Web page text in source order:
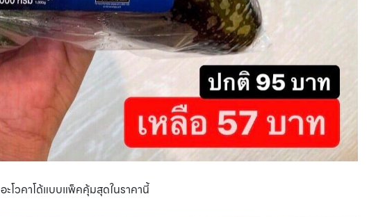
อะโวคาโด้แบบแพ็คคุ้มสุดในราคานี้